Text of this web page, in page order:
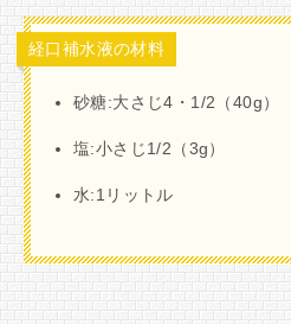
経口補水液の材料
砂糖:大さじ4・1/2（40g）
塩:小さじ1/2（3g）
水:1リットル